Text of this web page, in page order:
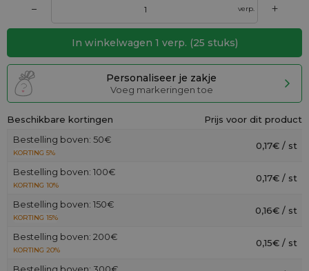
– verp. +
In winkelwagen 1 verp. (25 stuks)
Personaliseer je zakje
Voeg markeringen toe
Beschikbare kortingen
Prijs voor dit product
Bestelling boven: 50€
KORTING 5%
0,17€ / st
Bestelling boven: 100€
KORTING 10%
0,17€ / st
Bestelling boven: 150€
KORTING 15%
0,16€ / st
Bestelling boven: 200€
KORTING 20%
0,15€ / st